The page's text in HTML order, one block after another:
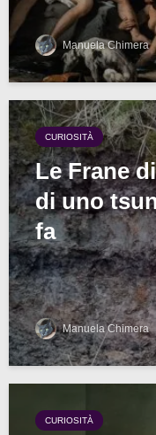
Manuela Chimera
CURIOSITÀ
Le Frane
di uno
fa
Manuela Chimera
CURIOSITÀ